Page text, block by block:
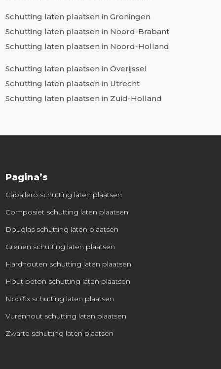
Schutting laten plaatsen in Groningen
Schutting laten plaatsen in Noord-Brabant
Schutting laten plaatsen in Noord-Holland
Schutting laten plaatsen in Overijssel
Schutting laten plaatsen in Utrecht
Schutting laten plaatsen in Zuid-Holland
Pagina’s
Caballero schutting laten plaatsen
Composiet schutting laten plaatsen
Douglas schutting laten plaatsen
Grenen schutting laten plaatsen
Hardhouten schutting laten plaatsen
Hout beton schutting laten plaatsen
Nobifix schutting laten plaatsen
Vurenhout schutting laten plaatsen
Zwarte schutting laten plaatsen